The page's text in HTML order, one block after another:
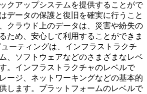
クアップシステムを提供することがで
データの保護と復旧を確実に行うこと
クラウド上のデータは、災害や紛失の
ため、安心して利用することができま
ーティングは、インフラストラクチ
、ソフトウェアなどのさまざまなレベ
。インフラストラクチャのレベルで
ージ、ネットワーキングなどの基本的
します。プラットフォームのレベルで